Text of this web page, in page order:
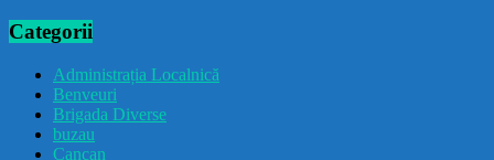
Categorii
Administrația Localnică
Benveuri
Brigada Diverse
buzau
Cancan